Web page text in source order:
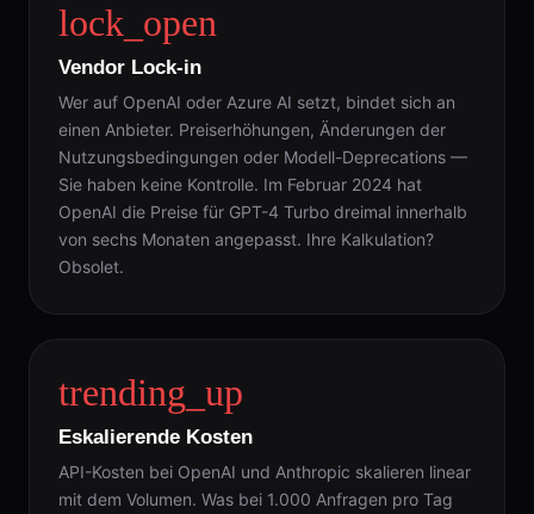
lock_open
Vendor Lock-in
Wer auf OpenAI oder Azure AI setzt, bindet sich an
einen Anbieter. Preiserhöhungen, Änderungen der
Nutzungsbedingungen oder Modell-Deprecations —
Sie haben keine Kontrolle. Im Februar 2024 hat
OpenAI die Preise für GPT-4 Turbo dreimal innerhalb
von sechs Monaten angepasst. Ihre Kalkulation?
Obsolet.
trending_up
Eskalierende Kosten
API-Kosten bei OpenAI und Anthropic skalieren linear
mit dem Volumen. Was bei 1.000 Anfragen pro Tag